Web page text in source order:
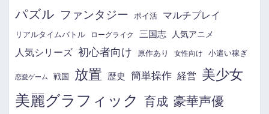
パズル ファンタジー ポイ活 マルチプレイ
リアルタイムバトル ローグライク 三国志 人気アニメ
人気シリーズ 初心者向け 原作あり 女性向け 小遣い稼ぎ
恋愛ゲーム 戦国 放置 歴史 簡単操作 経営 美少女
美麗グラフィック 育成 豪華声優